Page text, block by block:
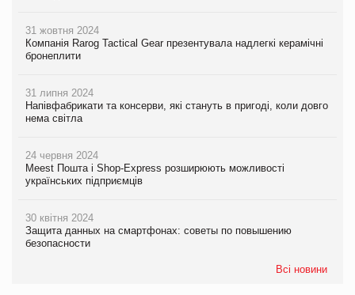
31 жовтня 2024
Компанія Rarog Tactical Gear презентувала надлегкі керамічні
бронеплити
31 липня 2024
Напівфабрикати та консерви, які стануть в пригоді, коли довго
нема світла
24 червня 2024
Meest Пошта і Shop-Express розширюють можливості
українських підприємців
30 квітня 2024
Защита данных на смартфонах: советы по повышению
безопасности
Всі новини